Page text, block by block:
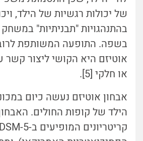
של יכולות רגשיות של הילד,
בהתנהגויות "תבניתיות"
בשפה. התופעה המשותפת
אוטיזם היא הקושי ליצור קשר
או חלקי [5].
אבחון אוטיזם נעשה כיום
הילד של קופות החולים.